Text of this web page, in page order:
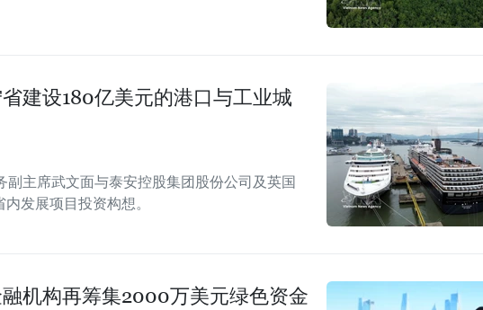
建设180亿美元的港口与工业城
副主席武文面与泰安控股集团股份公司及英国
发展项目投资构想。
机构再筹集2000万美元绿色资金